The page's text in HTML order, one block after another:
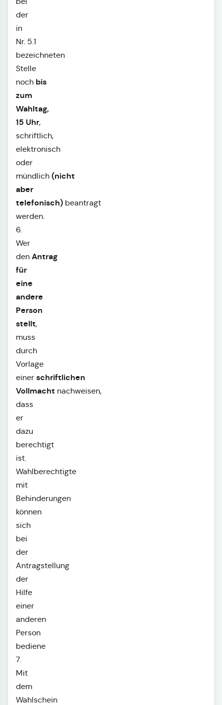
der
in
Nr. 5.1
bezeichneten
Stelle
noch bis
zum
Wahltag,
15 Uhr,
schriftlich,
elektronisch
oder
mündlich (nicht
aber
telefonisch) beantragt
werden.
6.
Wer
den Antrag
für
eine
andere
Person
stellt,
muss
durch
Vorlage
einer schriftlichen
Vollmacht nachweisen,
dass
er
dazu
berechtigt
ist.
Wahlberechtigte
mit
Behinderungen
können
sich
bei
der
Antragstellung
der
Hilfe
einer
anderen
Person
bediene
7.
Mit
dem
Wahlschein